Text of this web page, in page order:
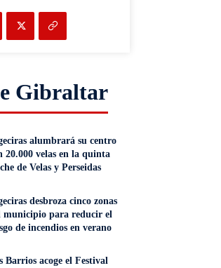
Gibraltar
alumbrará su centro
20.000 velas en la quinta
de Velas y Perseidas
desbroza cinco zonas
municipio para reducir el
de incendios en verano
Barrios acoge el Festival